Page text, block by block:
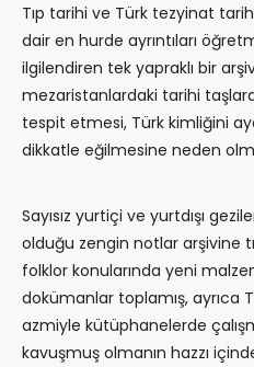
Tıp tarihi ve Türk tezyinat
dair en hurde ayrıntıları
ilgilendiren tek yapraklı bir
mezaristanlardaki tarihi
tespit etmesi, Türk kimliğini
dikkatle eğilmesine neden
Sayısız yurtiçi ve yurtdışı
olduğu zengin notlar arşivine
folklor konularında yeni
dokümanlar toplamış, ayrıca
azmiyle kütüphanelerde
kavuşmuş olmanın hazzı